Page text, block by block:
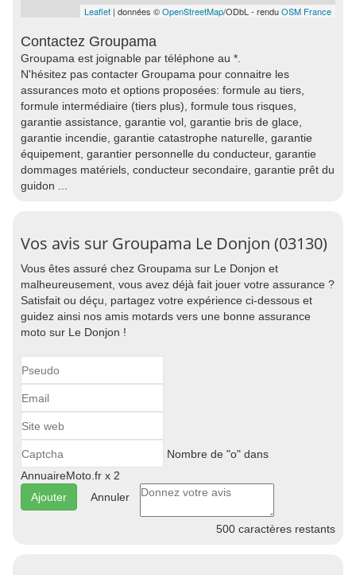
Leaflet | données ©OpenStreetMap/ODbL - renduOSM France
Contactez Groupama
Groupama est joignable par téléphone au *.
N'hésitez pas contacter Groupama pour connaitre les
assurances moto et options proposées: formule au tiers,
formule intermédiaire (tiers plus), formule tous risques,
garantie assistance, garantie vol, garantie bris de glace,
garantie incendie, garantie catastrophe naturelle, garantie
équipement, garantier personnelle du conducteur, garantie
dommages matériels, conducteur secondaire, garantie prêt du
guidon ...
Vos avis sur Groupama Le Donjon (03130)
Vous êtes assuré chez Groupama sur Le Donjon et
malheureusement, vous avez déjà fait jouer votre assurance ?
Satisfait ou déçu, partagez votre expérience ci-dessous et
guidez ainsi nos amis motards vers une bonne assurance
moto sur Le Donjon !
Nombre de "o" dans
AnnuaireMoto.fr x 2
Annuler
500 caractères restants